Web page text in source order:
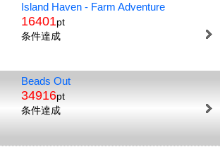
Island Haven - Farm Adventure
16401pt
条件達成
Beads Out
34916pt
条件達成